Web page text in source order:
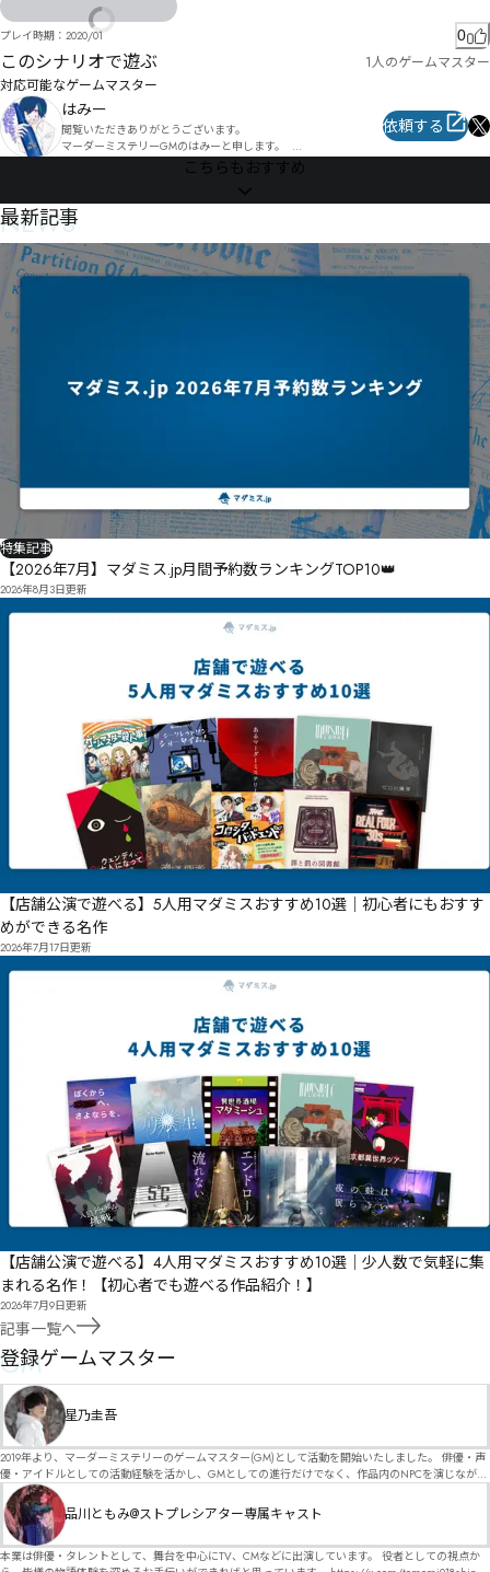
プレイ時期： 2020/01 0
このシナリオで遊ぶ
1人のゲームマスター
対応可能なゲームマスター
はみー
閲覧いただきありがとうございます。
マーダーミステリーGMのはみーと申します。
現在フリーランスで活動し、東京近郊を中心にこれまで100件以上
会場手配からシナリオカスタマイズ、当日の進行までシームレス
に対応可能です。
オンライン公演やリスト外タイトルのご相談も大歓迎。
ご依頼・お問い合わせは
依頼する
こちらもおすすめ
NEWS
最新記事
特集記事
【2026年7月】マダミス.jp月間予約数ランキングTOP10👑
2026年8月3日更新
【店舗公演で遊べる】5人用マダミスおすすめ10選｜初心者にもおすす
めができる名作
2026年7月17日更新
【店舗公演で遊べる】4人用マダミスおすすめ10選｜少人数で気軽に集
まれる名作！【初心者でも遊べる作品紹介！】
2026年7月9日更新
記事一覧へ
GM
登録ゲームマスター
星乃圭吾
2019年より、マーダーミステリーのゲームマスター(GM)として活動を開始いたしました。 俳優・声
優・アイドルとしての活動経験を活かし、GMとしての進行だけでなく、作品内のNPCを演じなが
ら、お客様に物語の世界へ入り込んでいただくような演出・サービスを得意としています。 自分自
身でも作品制作を行っているので、作家さんが作品に込めた想いや意図を大切にしながら、その作
品の魅力をお客様に届けられるような公演を心がけています。 参加してくださる皆様がどんなエン
ディングを迎えるのか、どんな物語が生まれるのかを想像しながら、公演を進めていく時間が本当
に大好きです！ 対応可能作品は、オフライン（対面）作品のみとなります。 得意分野をひとつ挙げ
品川ともみ@ストプレシアター専属キャスト
本業は俳優・タレントとして、舞台を中心にTV、CMなどに出演しています。 役者としての視点か